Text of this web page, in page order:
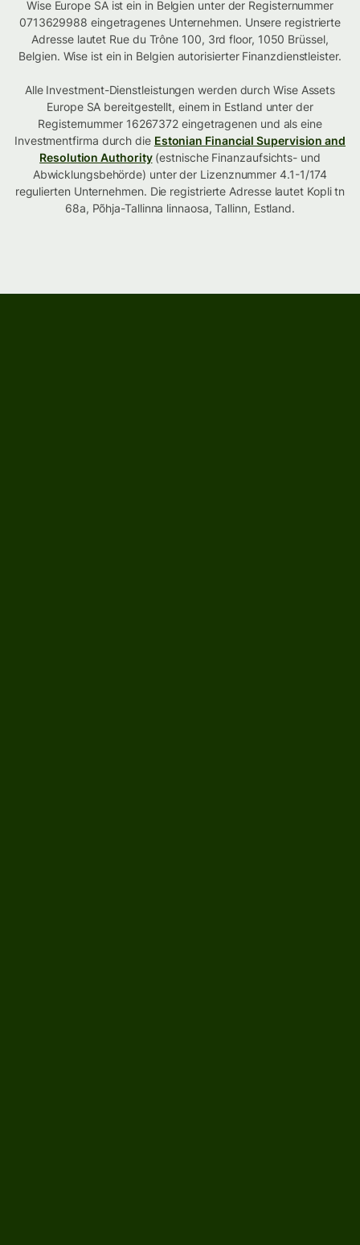
Wise Europe SA ist ein in Belgien unter der Registernummer
0713629988 eingetragenes Unternehmen. Unsere registrierte
Adresse lautet Rue du Trône 100, 3rd floor, 1050 Brüssel,
Belgien. Wise ist ein in Belgien autorisierter Finanzdienstleister.
Alle Investment-Dienstleistungen werden durch Wise Assets
Europe SA bereitgestellt, einem in Estland unter der
Registernummer 16267372 eingetragenen und als eine
Investmentfirma durch die Estonian Financial Supervision and
Resolution Authority(estnische Finanzaufsichts- und
Abwicklungsbehörde) unter der Lizenznummer 4.1-1/174
regulierten Unternehmen. Die registrierte Adresse lautet Kopli tn
68a, Põhja-Tallinna linnaosa, Tallinn, Estland.